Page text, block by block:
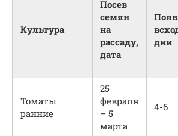
Культура
Посев
семян
на
рассаду,
дата
дни
Томаты
ранние
25
февраля
– 5
марта
4-6